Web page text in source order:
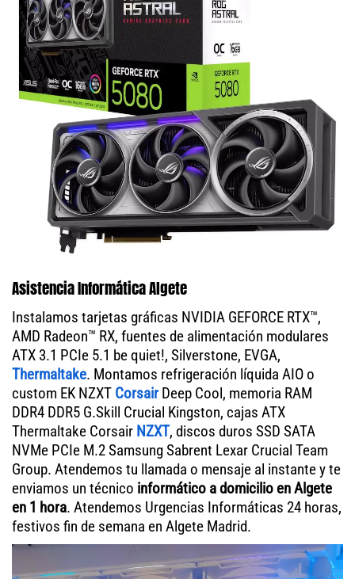
Asistencia Informática Algete
Instalamos tarjetas gráficas NVIDIA GEFORCE RTX™,
AMD Radeon™ RX, fuentes de alimentación modulares
ATX 3.1 PCIe 5.1 be quiet!, Silverstone, EVGA,
Thermaltake. Montamos refrigeración líquida AIO o
custom EK NZXT CorsairDeep Cool, memoria RAM
DDR4 DDR5 G.Skill Crucial Kingston, cajas ATX
Thermaltake Corsair NZXT, discos duros SSD SATA
NVMe PCIe M.2 Samsung Sabrent Lexar Crucial Team
Group. Atendemos tu llamada o mensaje al instante y te
enviamos un técnico informático a domicilio en Algete
en 1 hora. Atendemos Urgencias Informáticas 24 horas,
festivos fin de semana en Algete Madrid.